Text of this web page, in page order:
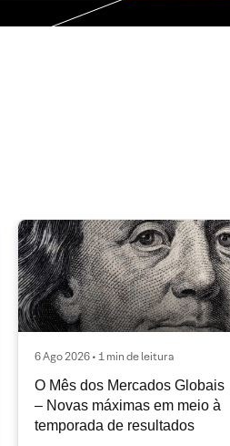
6 Ago 2026 • 1 min de leitura
O Mês dos Mercados Globais
– Novas máximas em meio à
temporada de resultados